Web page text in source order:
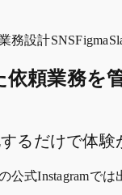
務設計SNSFigma
依頼業務を
るだけで体験
公式Instagramで